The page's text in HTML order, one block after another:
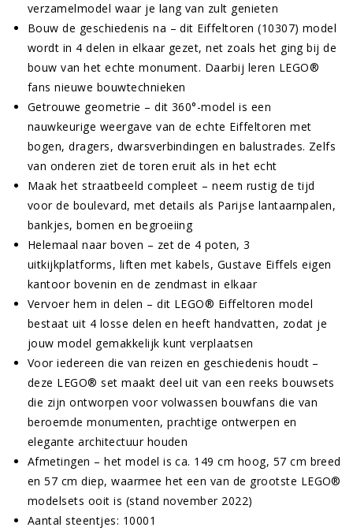
verzamelmodel waar je lang van zult genieten
Bouw de geschiedenis na – dit Eiffeltoren (10307) model
wordt in 4 delen in elkaar gezet, net zoals het ging bij de
bouw van het echte monument. Daarbij leren LEGO®
fans nieuwe bouwtechnieken
Getrouwe geometrie – dit 360°-model is een
nauwkeurige weergave van de echte Eiffeltoren met
bogen, dragers, dwarsverbindingen en balustrades. Zelfs
van onderen ziet de toren eruit als in het echt
Maak het straatbeeld compleet – neem rustig de tijd
voor de boulevard, met details als Parijse lantaarnpalen,
bankjes, bomen en begroeiing
Helemaal naar boven – zet de 4 poten, 3
uitkijkplatforms, liften met kabels, Gustave Eiffels eigen
kantoor bovenin en de zendmast in elkaar
Vervoer hem in delen – dit LEGO® Eiffeltoren model
bestaat uit 4 losse delen en heeft handvatten, zodat je
jouw model gemakkelijk kunt verplaatsen
Voor iedereen die van reizen en geschiedenis houdt –
deze LEGO® set maakt deel uit van een reeks bouwsets
die zijn ontworpen voor volwassen bouwfans die van
beroemde monumenten, prachtige ontwerpen en
elegante architectuur houden
Afmetingen – het model is ca. 149 cm hoog, 57 cm breed
en 57 cm diep, waarmee het een van de grootste LEGO®
modelsets ooit is (stand november 2022)
Aantal steentjes: 10001